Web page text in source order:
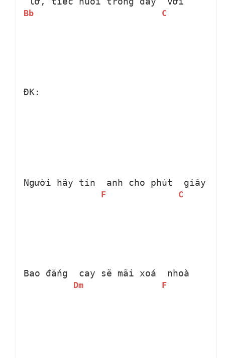
Bb C
ĐK:
Người hãy tin
F
anh cho phút
C
giây
Bao đắng
Dm
cay sẽ mãi xoá
F
nhoà